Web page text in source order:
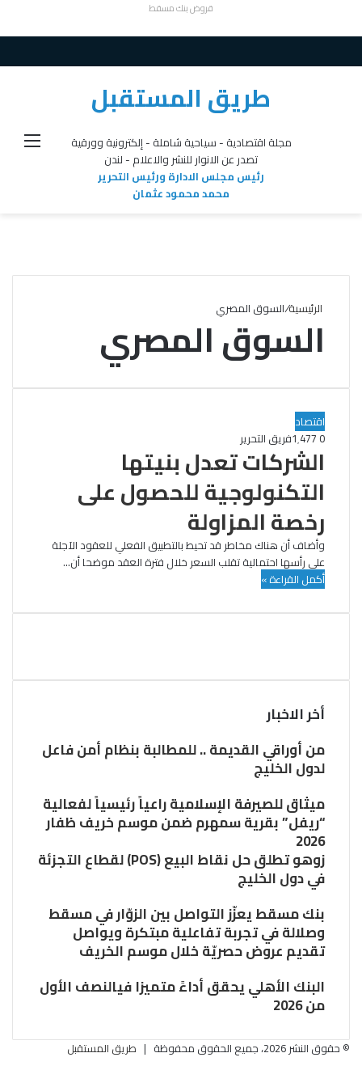
قروض بنك مسقط
طريق المستقبل
مجلة اقتصادية - سياحية شاملة - إلكترونية وورقية
تصدر عن الانوار للنشر والاعلام - لندن
رئيس مجلس الادارة ورئيس التحرير
محمد محمود عثمان
الرئيسية/السوق المصري
السوق المصري
اقتصاد
فريق التحرير
0
الشركات تعدل بنيتها
التكنولوجية للحصول على
رخصة المزاولة
وأضاف أن هناك مخاطر قد تحيط بالتطبيق الفعلي للعقود الآجلة
على رأسها احتمالية تقلب السعر خلال فترة العقد موضحا أن…
أكمل القراءة »
أخر الاخبار
من أوراقي القديمة .. للمطالبة بنظام أمن فاعل
لدول الخليج
ميثاق للصيرفة الإسلامية راعياً رئيسياً لفعالية
“ريفل” بقرية سمهرم ضمن موسم خريف ظفار
2026
زوهو تطلق حل نقاط البيع (POS) لقطاع التجزئة
في دول الخليج
بنك مسقط يعزّز التواصل بين الزوّار في مسقط
وصلالة في تجربة تفاعلية مبتكرة ويواصل
تقديم عروض حصريّة خلال موسم الخريف
البنك الأهلي يحقق أداءً متميزا فيالنصف الأول
من 2026
© حقوق النشر 2026، جميع الحقوق محفوظة |
طريق المستقبل